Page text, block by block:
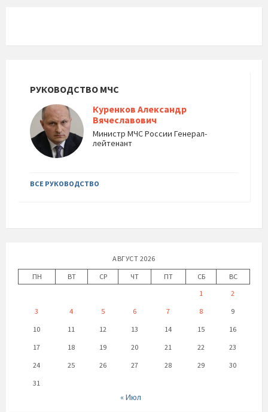
РУКОВОДСТВО МЧС
Куренков Александр
Вячеславович
Министр МЧС России Генерал-
лейтенант
ВСЕ РУКОВОДСТВО
АВГУСТ 2026
ПН
ВТ СР ЧТ ПТ СБ
ВС
1
2
3
4 5 6 7 8
9
10
11 12 13 14 15
16
17
18 19 20 21 22
23
24
25 26 27 28 29
30
31
« Июл